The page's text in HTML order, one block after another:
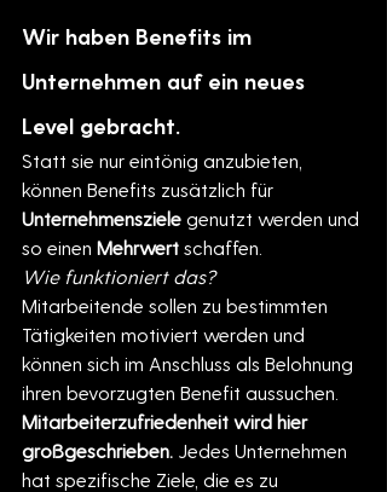
Wir haben Benefits im
Unternehmen auf ein neues
Level gebracht.
Statt sie nur eintönig anzubieten,
können Benefits zusätzlich für
Unternehmensziele genutzt werden und
so einen Mehrwert schaffen.
Wie funktioniert das?
Mitarbeitende sollen zu bestimmten
Tätigkeiten motiviert werden und
können sich im Anschluss als Belohnung
ihren bevorzugten Benefit aussuchen.
Mitarbeiterzufriedenheit wird hier
großgeschrieben.
Jedes Unternehmen
hat spezifische Ziele, die es zu